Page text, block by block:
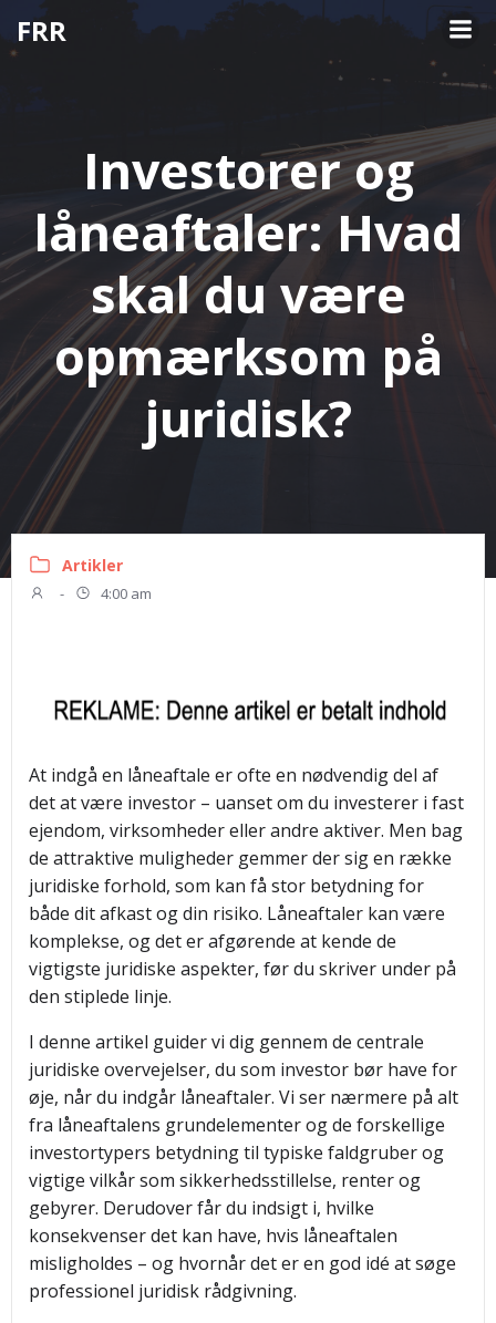
Videre
FRR
Investorer og
låneaftaler: Hvad
skal du være
opmærksom på
juridisk?
Artikler
- 4:00 am
At indgå en låneaftale er ofte en nødvendig del af
det at være investor – uanset om du investerer i fast
ejendom, virksomheder eller andre aktiver. Men bag
de attraktive muligheder gemmer der sig en række
juridiske forhold, som kan få stor betydning for
både dit afkast og din risiko. Låneaftaler kan være
komplekse, og det er afgørende at kende de
vigtigste juridiske aspekter, før du skriver under på
den stiplede linje.
I denne artikel guider vi dig gennem de centrale
juridiske overvejelser, du som investor bør have for
øje, når du indgår låneaftaler. Vi ser nærmere på alt
fra låneaftalens grundelementer og de forskellige
investortypers betydning til typiske faldgruber og
vigtige vilkår som sikkerhedsstillelse, renter og
gebyrer. Derudover får du indsigt i, hvilke
konsekvenser det kan have, hvis låneaftalen
misligholdes – og hvornår det er en god idé at søge
professionel juridisk rådgivning.